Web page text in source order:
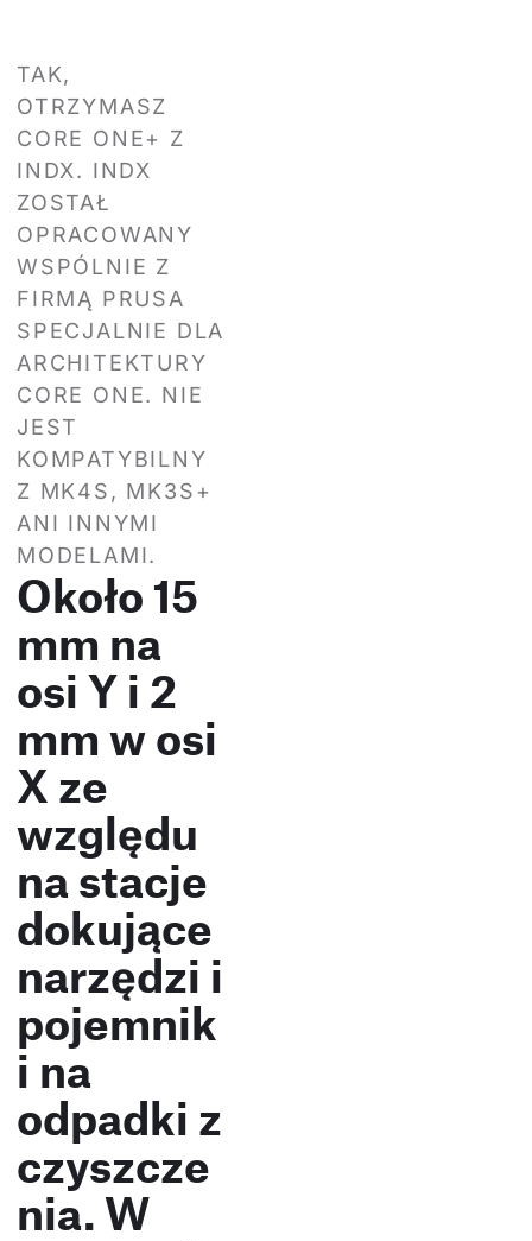
TAK,
OTRZYMASZ
CORE ONE+ Z
INDX. INDX
ZOSTAŁ
OPRACOWANY
WSPÓLNIE Z
FIRMĄ PRUSA
SPECJALNIE DLA
ARCHITEKTURY
CORE ONE. NIE
JEST
KOMPATYBILNY
Z MK4S, MK3S+
ANI INNYMI
MODELAMI.
Około 15
mm na
osi Y i 2
mm w osi
X ze
względu
na stacje
dokujące
narzędzi i
pojemnik
i na
odpadki z
czyszcze
nia. W